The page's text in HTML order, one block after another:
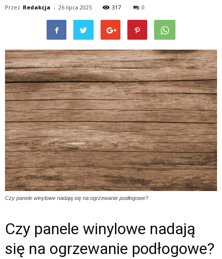
Przez Redakcja - 26 lipca 2025 317 0
Czy panele winylowe nadają się na ogrzewanie podłogowe?
Czy panele winylowe nadają
się na ogrzewanie podłogowe?